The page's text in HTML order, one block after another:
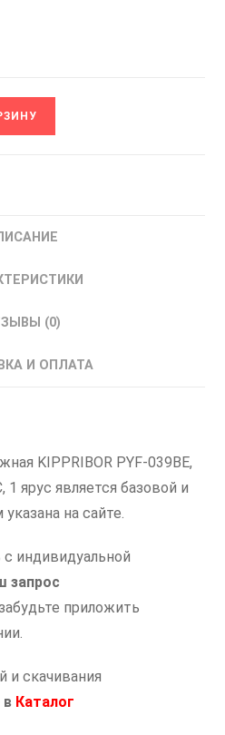
(0)
И ОПЛАТА
KIPPRIBOR PYF-039BE,
ярус является базовой и
указана на сайте.
индивидуальной
запрос
приложить
и скачивания
в Каталог